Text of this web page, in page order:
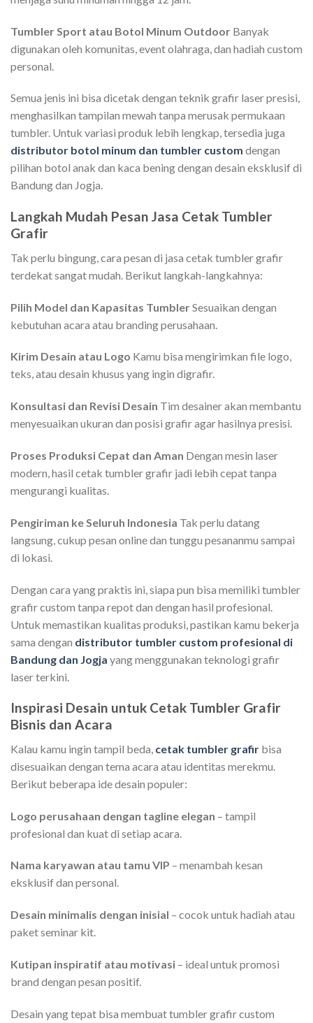
Tumbler Sport atau Botol Minum Outdoor Banyak
digunakan oleh komunitas, event olahraga, dan hadiah custom
personal.
Semua jenis ini bisa dicetak dengan teknik grafir laser presisi,
menghasilkan tampilan mewah tanpa merusak permukaan
tumbler. Untuk variasi produk lebih lengkap, tersedia juga
distributor botol minum dan tumbler custom dengan
pilihan botol anak dan kaca bening dengan desain eksklusif di
Bandung dan Jogja.
Langkah Mudah Pesan Jasa Cetak Tumbler
Grafir
Tak perlu bingung, cara pesan di jasa cetak tumbler grafir
terdekat sangat mudah. Berikut langkah-langkahnya:
Pilih Model dan Kapasitas TumblerSesuaikan dengan
kebutuhan acara atau branding perusahaan.
Kirim Desain atau Logo Kamu bisa mengirimkan file logo,
teks, atau desain khusus yang ingin digrafir.
Konsultasi dan Revisi Desain Tim desainer akan membantu
menyesuaikan ukuran dan posisi grafir agar hasilnya presisi.
Proses Produksi Cepat dan Aman Dengan mesin laser
modern, hasil cetak tumbler grafir jadi lebih cepat tanpa
mengurangi kualitas.
Pengiriman ke Seluruh Indonesia Tak perlu datang
langsung, cukup pesan online dan tunggu pesananmu sampai
di lokasi.
Dengan cara yang praktis ini, siapa pun bisa memiliki tumbler
grafir custom tanpa repot dan dengan hasil profesional.
Untuk memastikan kualitas produksi, pastikan kamu bekerja
sama dengan distributor tumbler custom profesional di
Bandung dan Jogja yang menggunakan teknologi grafir
laser terkini.
Inspirasi Desain untuk Cetak Tumbler Grafir
Bisnis dan Acara
Kalau kamu ingin tampil beda, cetak tumbler grafir bisa
disesuaikan dengan tema acara atau identitas merekmu.
Berikut beberapa ide desain populer:
Logo perusahaan dengan tagline elegan – tampil
profesional dan kuat di setiap acara.
Nama karyawan atau tamu VIP – menambah kesan
eksklusif dan personal.
Desain minimalis dengan inisial – cocok untuk hadiah atau
paket seminar kit.
Kutipan inspiratif atau motivasi – ideal untuk promosi
brand dengan pesan positif.
Desain yang tepat bisa membuat tumbler grafir custom